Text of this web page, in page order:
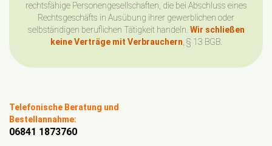
rechtsfähige Personengesellschaften, die bei Abschluss eines
Rechtsgeschäfts in Ausübung ihrer gewerblichen oder
selbständigen beruflichen Tätigkeit handeln. Wir schließen
keine Verträge mit Verbrauchern , § 13 BGB.
Telefonische Beratung und
Bestellannahme:
06841 1873760